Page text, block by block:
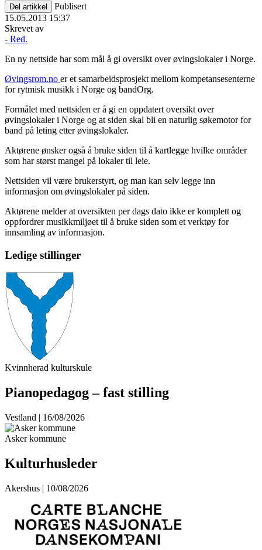
Del artikkel
Publisert
15.05.2013 15:37
Skrevet av
- Red.
En ny nettside har som mål å gi oversikt over øvingslokaler i Norge.
Øvingsrom.no er et samarbeidsprosjekt mellom kompetansesenterne
for rytmisk musikk i Norge og bandOrg.
Formålet med nettsiden er å gi en oppdatert oversikt over
øvingslokaler i Norge og at siden skal bli en naturlig søkemotor for
band på leting etter øvingslokaler.
Aktørene ønsker også å bruke siden til å kartlegge hvilke områder
som har størst mangel på lokaler til leie.
Nettsiden vil være brukerstyrt, og man kan selv legge inn
informasjon om øvingslokaler på siden.
Aktørene melder at oversikten per dags dato ikke er komplett og
oppfordrer musikkmiljøet til å bruke siden som et verktøy for
innsamling av informasjon.
Ledige stillinger
Kvinnherad kulturskule
Pianopedagog – fast stilling
Vestland | 16/08/2026
Asker kommune
Kulturhusleder
Akershus | 10/08/2026